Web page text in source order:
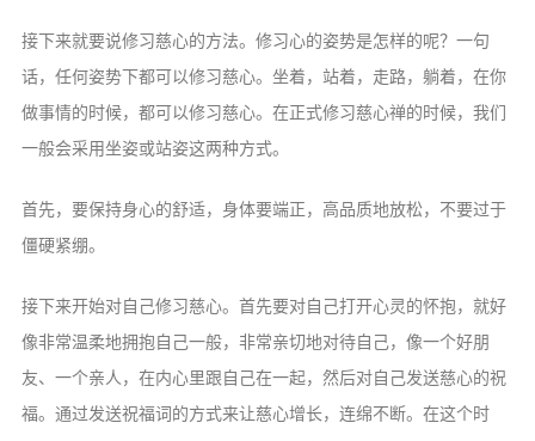
接下来就要说修习慈心的方法。修习心的姿势是怎样的呢？一句
话，任何姿势下都可以修习慈心。坐着，站着，走路，躺着，在你
做事情的时候，都可以修习慈心。在正式修习慈心禅的时候，我们
一般会采用坐姿或站姿这两种方式。
首先，要保持身心的舒适，身体要端正，高品质地放松，不要过于
僵硬紧绷。
接下来开始对自己修习慈心。首先要对自己打开心灵的怀抱，就好
像非常温柔地拥抱自己一般，非常亲切地对待自己，像一个好朋
友、一个亲人，在内心里跟自己在一起，然后对自己发送慈心的祝
福。通过发送祝福词的方式来让慈心增长，连绵不断。在这个时